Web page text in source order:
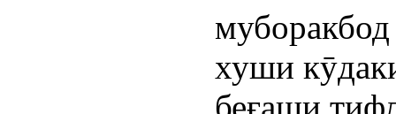
хуши
беғаши